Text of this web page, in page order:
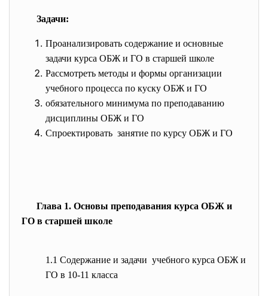
Задачи:
Проанализировать содержание и основные
задачи курса ОБЖ и ГО в старшей школе
Рассмотреть методы и формы организации
учебного процесса по куску ОБЖ и ГО
обязательного минимума по преподаванию
дисциплины ОБЖ и ГО
Спроектировать занятие по курсу ОБЖ и ГО
Глава 1. Основы преподавания курса ОБЖ и
ГО в старшей школе
1.1 Содержание и задачи учебного курса ОБЖ и
ГО в 10-11 класса